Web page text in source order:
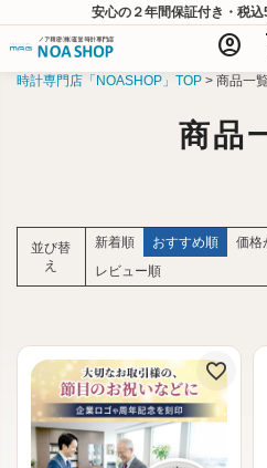
安心の２年間保証付き・税
account_circle
時計専門店「NOASHOP」TOP 商品一
商品
並び替
え
新着順 おすすめ順 価格
レビュー順